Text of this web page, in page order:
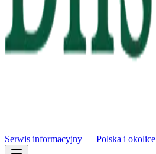
Serwis informacyjny — Polska i okolice